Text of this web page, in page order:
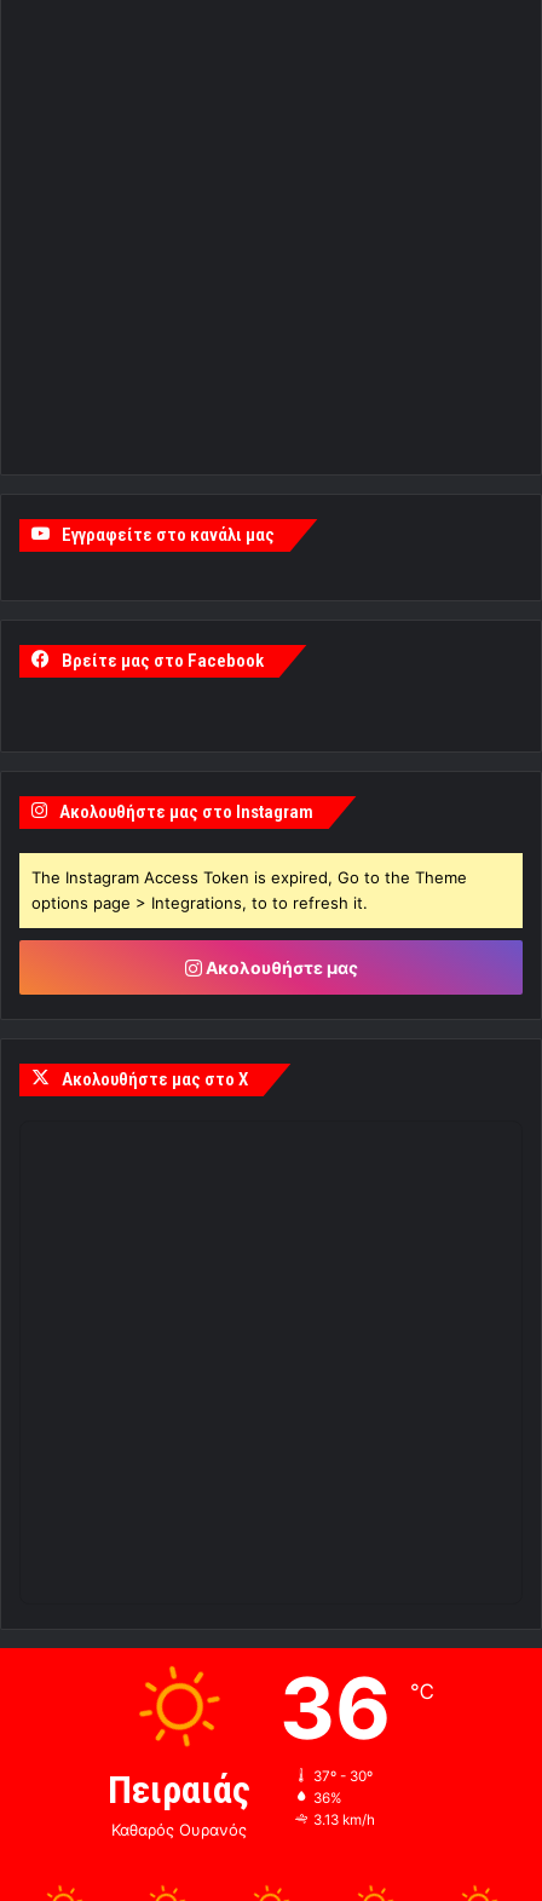
Εγγραφείτε στο κανάλι μας
Βρείτε μας στο Facebook
Ακολουθήστε μας στο Instagram
The Instagram Access Token is expired, Go to the Theme
options page > Integrations, to to refresh it.
Ακολουθήστε μας
Ακολουθήστε μας στο X
Πειραιάς
Καθαρός Ουρανός
36 ℃
37º - 30º
36%
3.13 km/h